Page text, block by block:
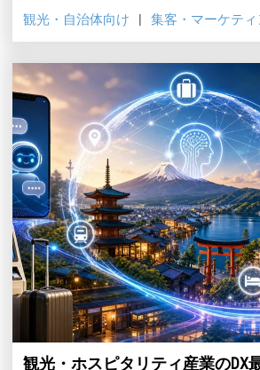
観光・自治体向け 集客・マーケテ
観光・ホスピタリティ産業のDX